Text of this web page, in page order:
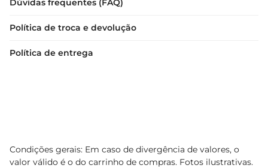
Dúvidas frequentes (FAQ)
Política de troca e devolução
Política de entrega
Condições gerais: Em caso de divergência de valores, o
valor válido é o do carrinho de compras. Fotos ilustrativas.